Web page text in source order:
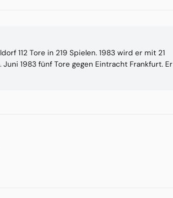
112 Tore in 219 Spielen. 1983 wird er mit 21
1983 fünf Tore gegen Eintracht Frankfurt. Er